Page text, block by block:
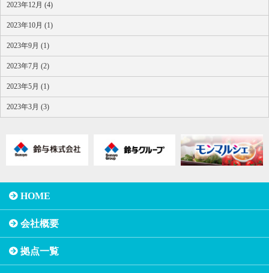
2023年12月 (4)
2023年10月 (1)
2023年9月 (1)
2023年7月 (2)
2023年5月 (1)
2023年3月 (3)
HOME
会社概要
拠点一覧